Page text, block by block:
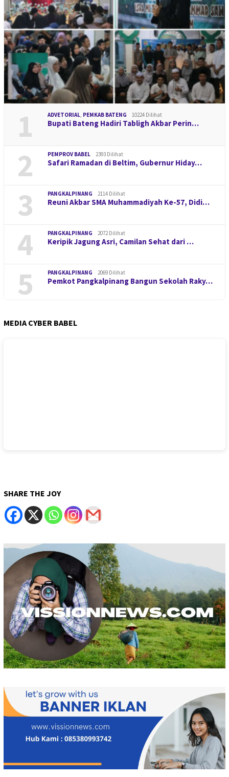
1 ADVETORIAL, PEMKAB BATENG 10224 Dilihat
Bupati Bateng Hadiri Tabligh Akbar Perin…
2 PEMPROV BABEL 2393 Dilihat
Safari Ramadan di Beltim, Gubernur Hiday…
3 PANGKALPINANG 2114 Dilihat
Reuni Akbar SMA Muhammadiyah Ke-57, Didi…
4 PANGKALPINANG 2072 Dilihat
Keripik Jagung Asri, Camilan Sehat dari …
5 PANGKALPINANG 2069 Dilihat
Pemkot Pangkalpinang Bangun Sekolah Raky…
MEDIA CYBER BABEL
SHARE THE JOY